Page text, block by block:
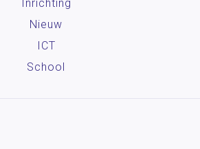
Inrichting
Nieuw
ICT
School